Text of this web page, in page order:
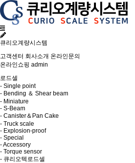
큐리오계량시스템
고객센터 회사소개 온라인문의
온라인쇼핑 admin
로드셀
- Single point
- Bending ＆ Shear beam
- Miniature
- S-Beam
- Canister＆Pan Cake
- Truck scale
- Explosion-proof
- Special
- Accessory
- Torque sensor
- 큐리오텍로드셀